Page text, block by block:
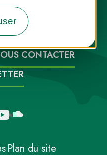
l’inspiration en
CONTACTER
Plan du site